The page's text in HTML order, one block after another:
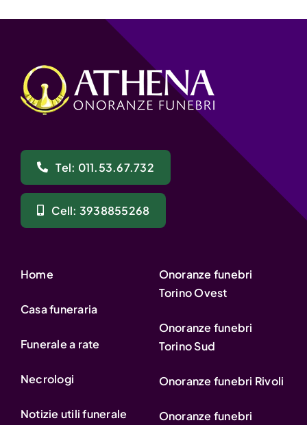
Tel: 011.53.67.732
Cell: 3938855268
Home
Casa funeraria
Funerale a rate
Necrologi
Notizie utili funerale
Onoranze funebri
Torino Ovest
Onoranze funebri
Torino Sud
Onoranze funebri Rivoli
Onoranze funebri